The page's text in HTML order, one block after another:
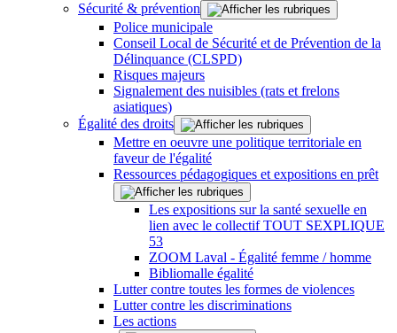
Sécurité & prévention
Police municipale
Conseil Local de Sécurité et de Prévention de la
Délinquance (CLSPD)
Risques majeurs
Signalement des nuisibles (rats et frelons
asiatiques)
Égalité des droits
Mettre en oeuvre une politique territoriale en
faveur de l'égalité
Ressources pédagogiques et expositions en prêt
Les expositions sur la santé sexuelle en
lien avec le collectif TOUT SEXPLIQUE
53
ZOOM Laval - Égalité femme / homme
Bibliomalle égalité
Lutter contre toutes les formes de violences
Lutter contre les discriminations
Les actions